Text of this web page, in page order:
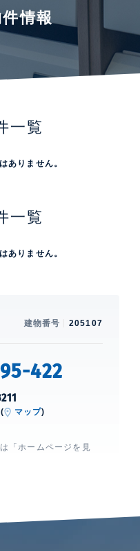
情報
一覧
ありません。
一覧
ありません。
建物番号 205107
422
マップ)
「ホームページを見